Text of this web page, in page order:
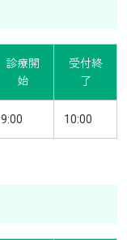
診療開
始
受付終
了
9:00 10:00